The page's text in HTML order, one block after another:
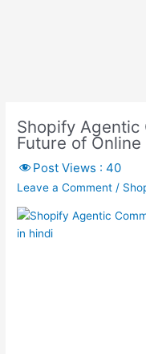
Shopify Agentic
Future of
Post Views :40
Leave a Comment /